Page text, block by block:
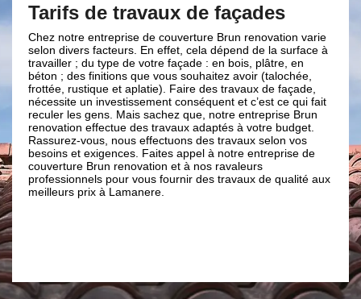
travaux de façades
de couverture Brun renovation varie
En effet, cela dépend de la surface à
type de votre façade : en bois, plâtre, en
que vous souhaitez avoir (talochée,
et aplatie). Faire des travaux de façade,
investissement conséquent et c’est ce qui fait
Mais sachez que, notre entreprise Brun
des travaux adaptés à votre budget.
nous effectuons des travaux selon vos
Faites appel à notre entreprise de
renovation et à nos ravaleurs
pour vous fournir des travaux de qualité aux
à Lamanere.
Brun
peinture
Pour vos murs,
Brun renovation
peintures
la santé ; résistent
soleil. La mise en
ravalement de
nos ravaleurs
nécessaires et le
l’intervention puisse
peinture que nous
votre type de façade.